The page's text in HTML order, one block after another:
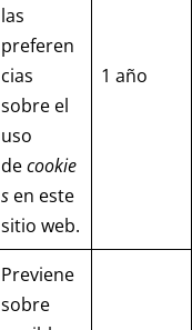
las
preferen
cias
sobre el
uso
decookie
s en este
sitio web.
1 año
Previene
sobre